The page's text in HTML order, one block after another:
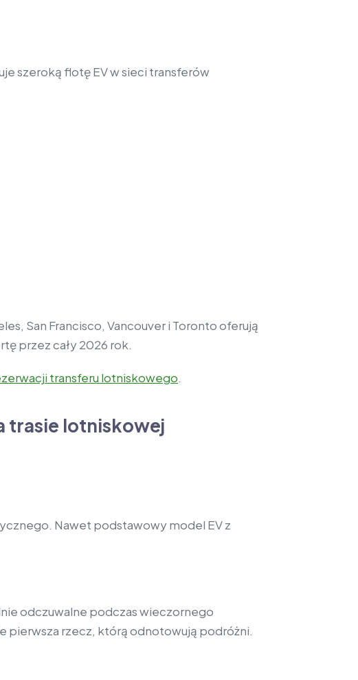
szeroką flotę EV w sieci transferów
San Francisco, Vancouver i Toronto oferują
przez cały 2026 rok.
transferu lotniskowego.
trasie lotniskowej
Nawet podstawowy model EV z
odczuwalne podczas wieczornego
pierwsza rzecz, którą odnotowują podróżni.